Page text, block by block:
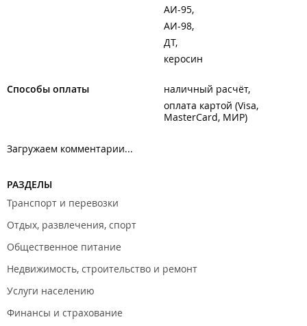
АИ-95
АИ-98
ДТ
керосин
Способы оплаты
наличный расчёт
оплата картой (Visa,
MasterCard, МИР)
Загружаем комментарии...
РАЗДЕЛЫ
Транспорт и перевозки
Отдых, развлечения, спорт
Общественное питание
Недвижимость, строительство и ремонт
Услуги населению
Финансы и страхование